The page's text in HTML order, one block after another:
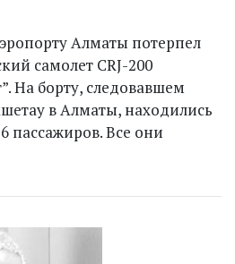
Алматы потерпел
самолет CRJ-200
На борту, следовавшем
в Алматы, находились
пассажиров. Все они